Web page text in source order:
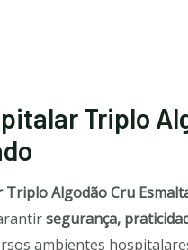
Triplo
Algodão Cru
segurança,
ambientes